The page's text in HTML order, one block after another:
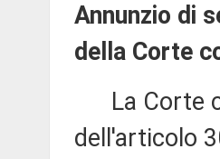
Annunzio di
della Corte
La Corte
dell'articolo